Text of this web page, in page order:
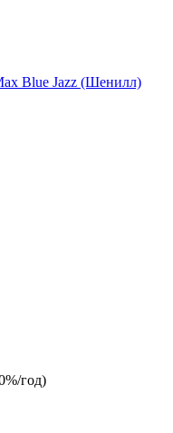
Blue Jazz (Шенилл)
год)